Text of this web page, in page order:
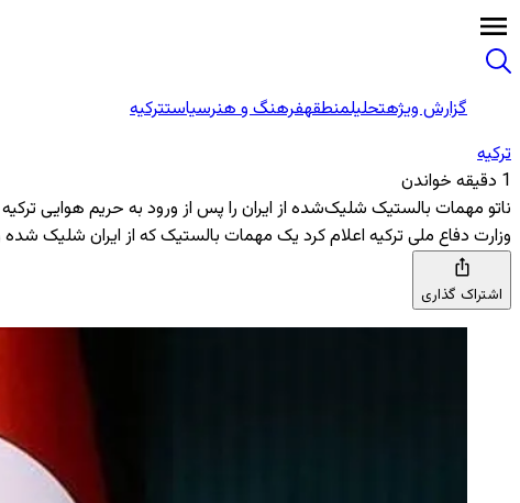
گزارش ویژهتحلیلمنطقهفرهنگ و هنرسیاستترکیه
ترکیه
1 دقیقه خواندن
ناتو مهمات بالستیک شلیک‌شده از ایران را پس از ورود به حریم هوایی
وزارت دفاع ملی ترکیه اعلام کرد یک مهمات بالستیک که از ایران شلیک
اشتراک گذاری